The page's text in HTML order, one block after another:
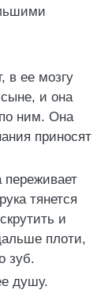
в ее мозгу
и она
ним. Она
приносят
переживает
тянется
и
плоти,
зуб.
душу.